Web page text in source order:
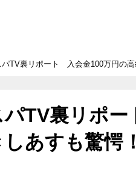
パTV裏リポート 入会金100万円の
パTV裏リポ
あすも驚愕